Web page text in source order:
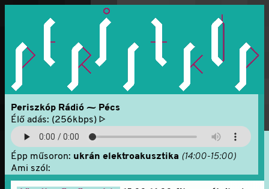
Periszkóp Rádió ⁓ Pécs
Élő adás: (256kbps) ▷
Épp műsoron: ukrán elektroakusztika (14:00-15:00)
Ami szól: